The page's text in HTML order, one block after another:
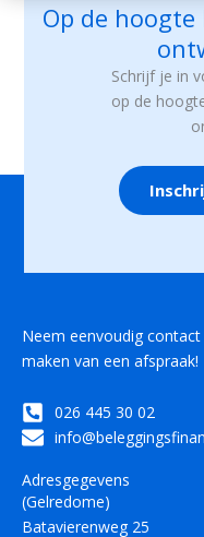
Op de
Schrijf je in
op de
Neem eenvoudig
maken van een afspraak!
026 445 30 02
Adresgegevens
(Gelredome)
Batavierenweg 25